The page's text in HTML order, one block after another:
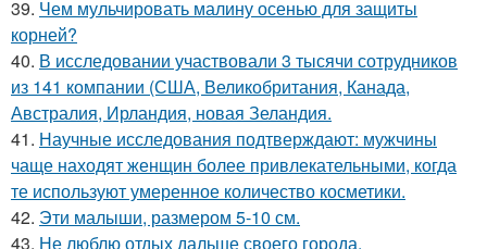
39. Чем мульчировать малину осенью для защиты
корней?
40. В исследовании участвовали 3 тысячи сотрудников
из 141 компании (США, Великобритания, Канада,
Австралия, Ирландия, новая Зеландия.
41. Научные исследования подтверждают: мужчины
чаще находят женщин более привлекательными, когда
те используют умеренное количество косметики.
42. Эти малыши, размером 5-10 см.
43. Не люблю отдых дальше своего города.